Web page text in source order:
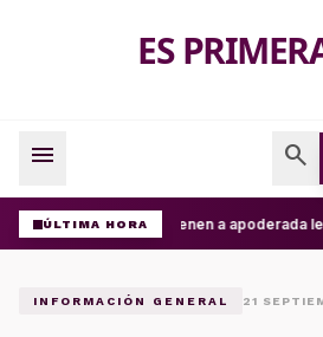
ES
menu search
ÚLTIMA HORADetienen a apoderada
INFORMACIÓN GENERAL 21